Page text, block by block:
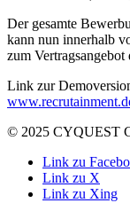
Der gesamte
kann nun innerhalb
zum
Link zur
© 2025 CYQUEST
Link zu
Link zu X
Link zu Xing